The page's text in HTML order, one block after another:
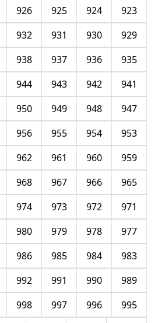
923
924
925
926
929
930
931
932
935
936
937
938
941
942
943
944
947
948
949
950
953
954
955
956
959
960
961
962
965
966
967
968
971
972
973
974
977
978
979
980
983
984
985
986
989
990
991
992
995
996
997
998